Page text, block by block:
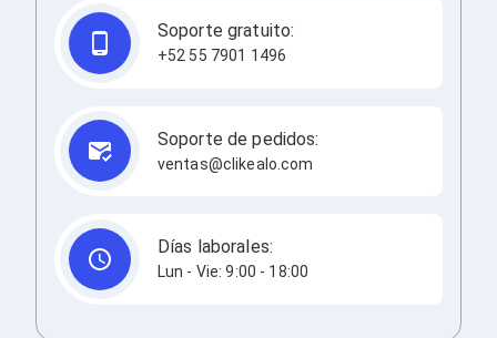
Adaptadores Video VGA / HD15
Repetidores USB
Adaptadores Audio
Adaptadores Audio AUX
Dispositivos de Entrada
Mousepads
Controles de Juego para PC
Servidores
Accesorios para Servidores
Charolas para Racks y Gabinetes
Soporte gratuito:
+52 55 7901 1496
Soporte de pedidos:
ventas@clikealo.com
Días laborales:
Lun - Vie: 9:00 - 18:00